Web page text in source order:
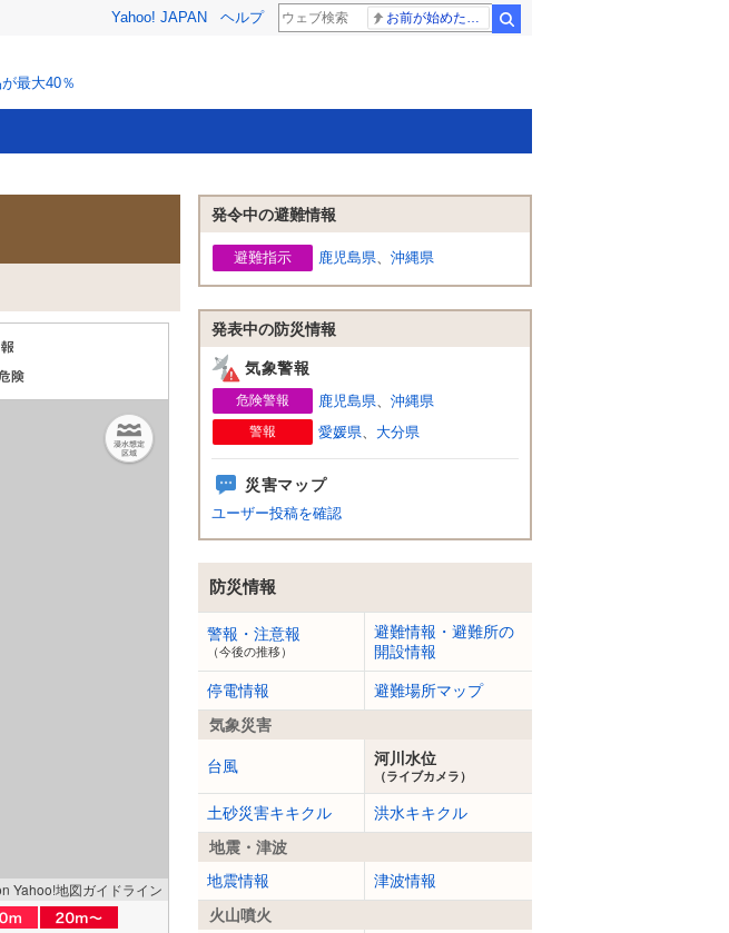
Yahoo! JAPAN ヘルプ
最大40％
Yahoo!地図ガイドライン
発令中の避難情報
避難指示 鹿児島県、 沖縄県
発表中の防災情報
気象警報
危険警報 鹿児島県、 沖縄県
警報 愛媛県、 大分県
災害マップ
ユーザー投稿を確認
防災情報
警報・注意報
（今後の推移）
避難情報・避難所の
開設情報
停電情報
避難場所マップ
気象災害
台風 河川水位
（ライブカメラ）
土砂災害キキクル
洪水キキクル
地震・津波
地震情報
津波情報
火山噴火